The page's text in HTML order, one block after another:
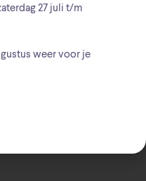
27 juli t/m
weer voor je